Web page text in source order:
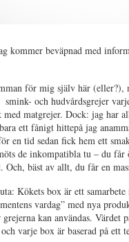
kommer beväpnad med
för mig själv här (eller?),
och hudvårdsgrejer
med matgrejer. Dock: jag har
ett fånigt hittepå jag
en tid sedan fick hem ett
de inkompatibla tu – du
bäst av allt, du får en
Kökets box är ett
vardag” med nya
kan användas.
varje box är baserad på ett